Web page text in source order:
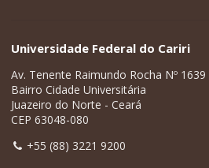
Universidade Federal do Cariri
Av. Tenente Raimundo Rocha Nº 1639
Bairro Cidade Universitária
Juazeiro do Norte - Ceará
CEP 63048-080
+55 (88) 3221 9200